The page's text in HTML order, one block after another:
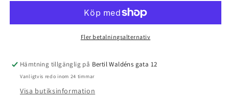
Rose
Tuscany
Rose
MixFler betalningsalternativ
Hämtning tillgänglig på Bertil Waldéns gata 12
Vanligtvis redo inom 24 timmar
Visa butiksinformation